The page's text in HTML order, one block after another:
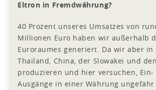
Eltron in Fremdwährung?
40 Prozent unseres Umsatzes von
Millionen Euro haben wir außerhalb
Euroraumes generiert. Da wir aber in
Thailand, China, der Slowakei und
produzieren und hier versuchen, Ein-
Ausgänge in einer Währung